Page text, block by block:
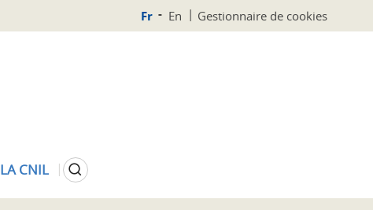
Fr En Gestionnaire de cookies
LA CNIL Rechercher